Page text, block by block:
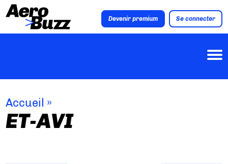
Devenir premium Se connecter
Accueil »
ET-AVI